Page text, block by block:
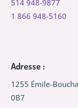
514 948-9877
1 866 948-5160
Adresse :
1255 Émile-
0B7